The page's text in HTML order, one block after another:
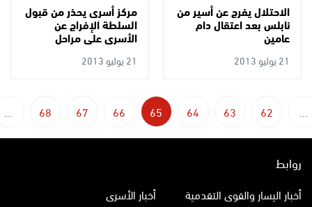
الاحتلال يفرج عن أسير من
نابلس بعد اعتقال دام
عامين
21 يوليو 2013
مركز أسرى يحذر من قبول
السلطة الإفراج عن
الأسرى على مراحل
21 يوليو 2013
...
62
63
64
65
66
67
68
...
روابط
أخبار اليسار والقوى التقدمية
أخبار الأسرى